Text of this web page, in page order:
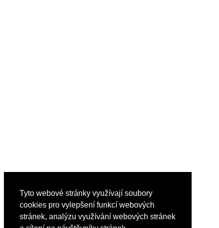
Tyto webové stránky využívají soubory
cookies pro vylepšení funkcí webových
stránek, analýzu využívání webových stránek